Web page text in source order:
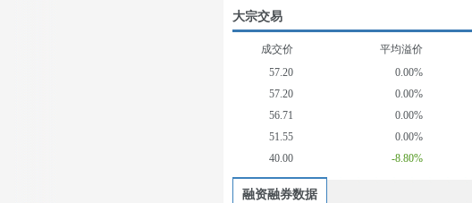
大宗交易
成交价 平均溢价
57.20
0.00%
57.20
0.00%
56.71
0.00%
51.55
0.00%
40.00
-8.80%
融资融券数据